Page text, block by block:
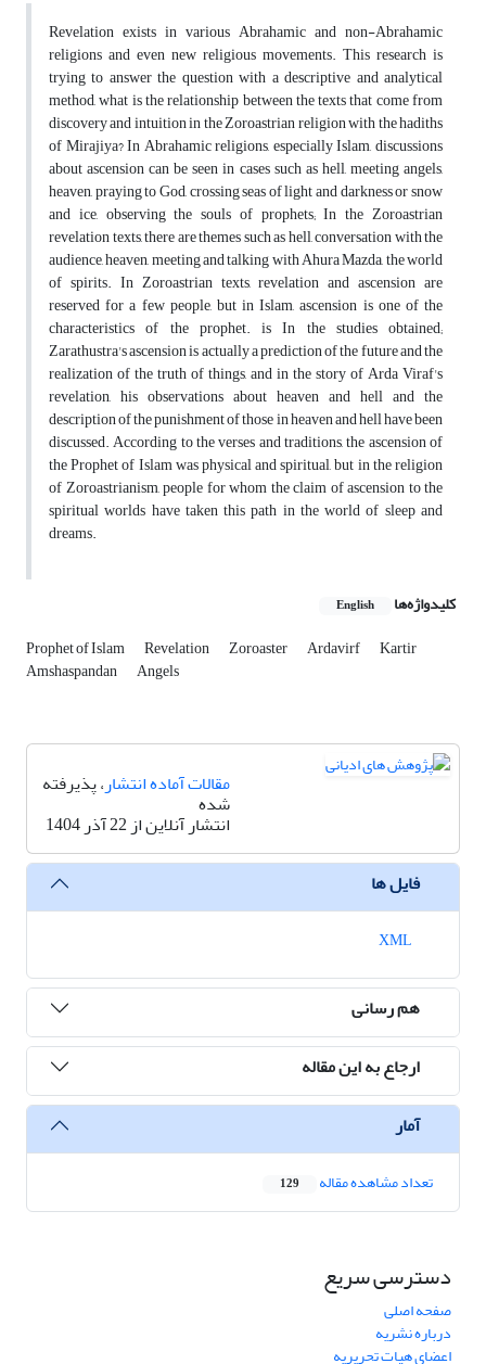
Revelation exists in various Abrahamic and non-Abrahamic
religions and even new religious movements. This research is
trying to answer the question with a descriptive and analytical
method, what is the relationship between the texts that come from
discovery and intuition in the Zoroastrian religion with the hadiths
of Mirajiya? In Abrahamic religions, especially Islam, discussions
about ascension can be seen in cases such as hell, meeting angels,
heaven, praying to God, crossing seas of light and darkness or snow
and ice, observing the souls of prophets; In the Zoroastrian
revelation texts, there are themes such as hell, conversation with the
audience, heaven, meeting and talking with Ahura Mazda, the world
of spirits. In Zoroastrian texts, revelation and ascension are
reserved for a few people, but in Islam, ascension is one of the
characteristics of the prophet. is In the studies obtained;
Zarathustra's ascension is actually a prediction of the future and the
realization of the truth of things, and in the story of Arda Viraf's
revelation, his observations about heaven and hell and the
description of the punishment of those in heaven and hell have been
discussed. According to the verses and traditions, the ascension of
the Prophet of Islam was physical and spiritual, but in the religion
of Zoroastrianism, people for whom the claim of ascension to the
spiritual worlds have taken this path in the world of sleep and
dreams.
کلیدواژه‌ها English
Prophet of Islam Revelation Zoroaster Ardavirf Kartir
Amshaspandan Angels
مقالات آماده انتشار، پذیرفته
شده
انتشار آنلاین از 22 آذر 1404
فایل ها
هم رسانی
ارجاع به این مقاله
آمار
تعداد مشاهده مقاله 129
دسترسی سریع
صفحه اصلی
درباره نشریه
اعضای هیات تحریریه